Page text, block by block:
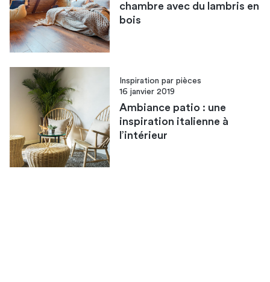
chambre avec du lambris en
bois
Inspiration par pièces
16 janvier 2019
Ambiance patio : une
inspiration italienne à
l’intérieur